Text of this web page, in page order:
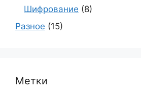
Шифрование (8)
Разное (15)
Метки